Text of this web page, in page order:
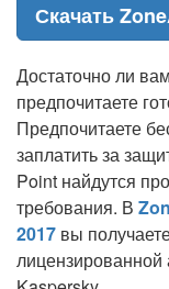
Скачать
Достаточно ли
предпочитаете
Предпочитаете
заплатить за
Point найдутся
требования. В
2017 вы
лицензированной